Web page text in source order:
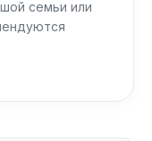
семьи или